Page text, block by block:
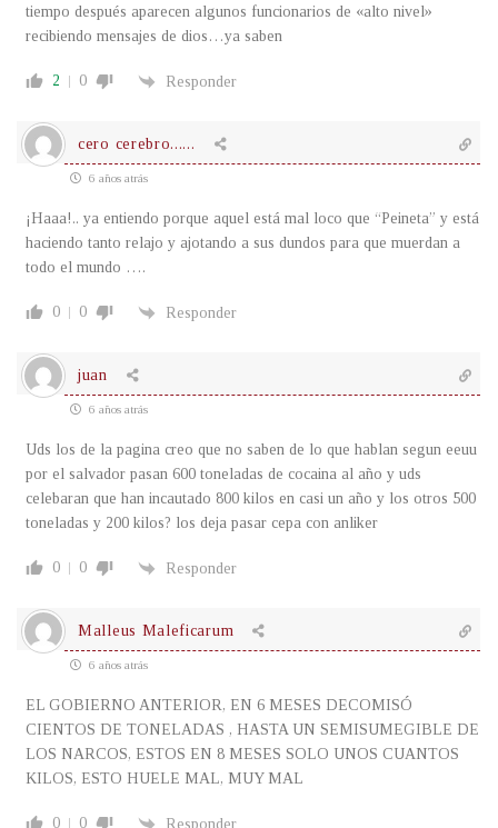
tiempo después aparecen algunos funcionarios de «alto nivel»
recibiendo mensajes de dios…ya saben
2 0 Responder
cero cerebro......
6 años atrás
¡Haaa!.. ya entiendo porque aquel está mal loco que “Peineta” y está
haciendo tanto relajo y ajotando a sus dundos para que muerdan a
todo el mundo ….
0 0 Responder
juan
6 años atrás
Uds los de la pagina creo que no saben de lo que hablan segun eeuu
por el salvador pasan 600 toneladas de cocaina al año y uds
celebaran que han incautado 800 kilos en casi un año y los otros 500
toneladas y 200 kilos? los deja pasar cepa con anliker
0 0 Responder
Malleus Maleficarum
6 años atrás
EL GOBIERNO ANTERIOR, EN 6 MESES DECOMISÓ
CIENTOS DE TONELADAS , HASTA UN SEMISUMEGIBLE DE
LOS NARCOS, ESTOS EN 8 MESES SOLO UNOS CUANTOS
KILOS, ESTO HUELE MAL, MUY MAL
0 0 Responder